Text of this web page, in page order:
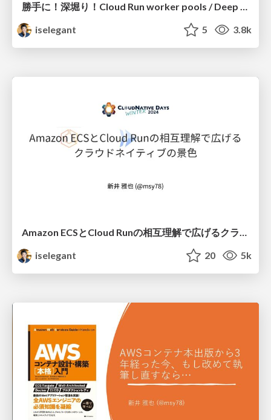
勝手に！深堀り！Cloud Run worker pools / Deep dive Cloud Run worker pools
iselegant
5 3.8k
Amazon ECSとCloud Runの相互理解で広げる クラウドネイティブの景色 / Mutually understanding Amazon ECS and Cloud Run
iselegant
20 5k